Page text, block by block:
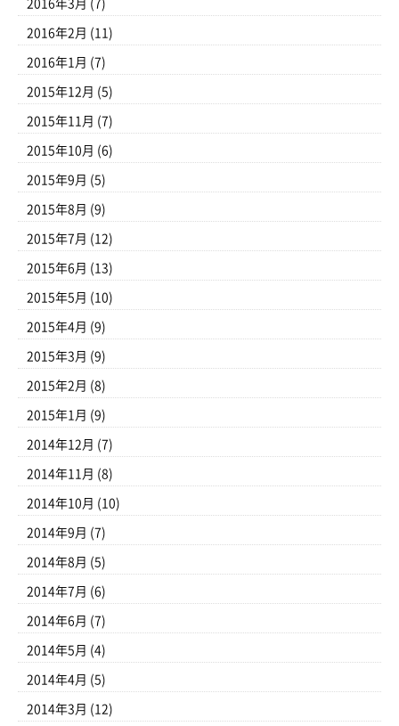
2016年3月 (7)
2016年2月 (11)
2016年1月 (7)
2015年12月 (5)
2015年11月 (7)
2015年10月 (6)
2015年9月 (5)
2015年8月 (9)
2015年7月 (12)
2015年6月 (13)
2015年5月 (10)
2015年4月 (9)
2015年3月 (9)
2015年2月 (8)
2015年1月 (9)
2014年12月 (7)
2014年11月 (8)
2014年10月 (10)
2014年9月 (7)
2014年8月 (5)
2014年7月 (6)
2014年6月 (7)
2014年5月 (4)
2014年4月 (5)
2014年3月 (12)